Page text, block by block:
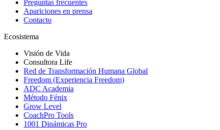
Preguntas frecuentes
Apariciones en prensa
Contacto
Ecosistema
Visión de Vida
Consultora Life
Red de Transformación Humana Global
Freedom (Experiencia Freedom)
ADC Academia
Método Fénix
Grow Level
CoachPro Tools
1001 Dinámicas Pro